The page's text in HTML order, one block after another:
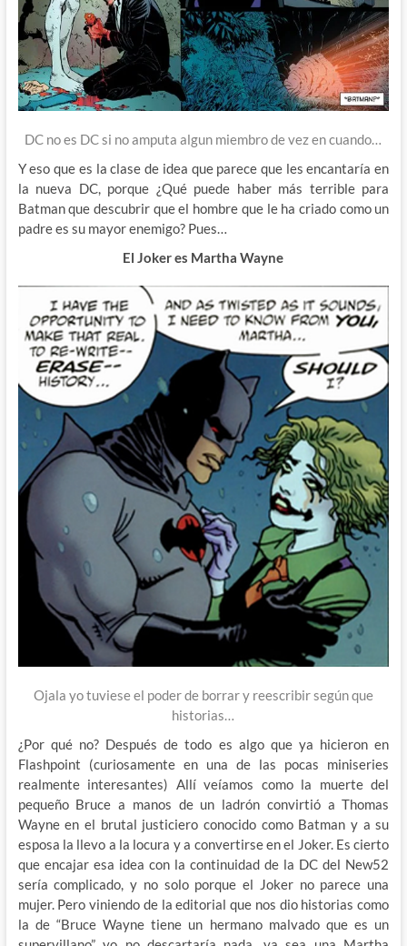
DC no es DC si no amputa algun miembro de vez en cuando…
Y eso que es la clase de idea que parece que les encantaría en
la nueva DC, porque ¿Qué puede haber más terrible para
Batman que descubrir que el hombre que le ha criado como un
padre es su mayor enemigo? Pues…
El Joker es Martha Wayne
Ojala yo tuviese el poder de borrar y reescribir según que
historias…
¿Por qué no? Después de todo es algo que ya hicieron en
Flashpoint (curiosamente en una de las pocas miniseries
realmente interesantes) Allí veíamos como la muerte del
pequeño Bruce a manos de un ladrón convirtió a Thomas
Wayne en el brutal justiciero conocido como Batman y a su
esposa la llevo a la locura y a convertirse en el Joker. Es cierto
que encajar esa idea con la continuidad de la DC del New52
sería complicado, y no solo porque el Joker no parece una
mujer. Pero viniendo de la editorial que nos dio historias como
la de “Bruce Wayne tiene un hermano malvado que es un